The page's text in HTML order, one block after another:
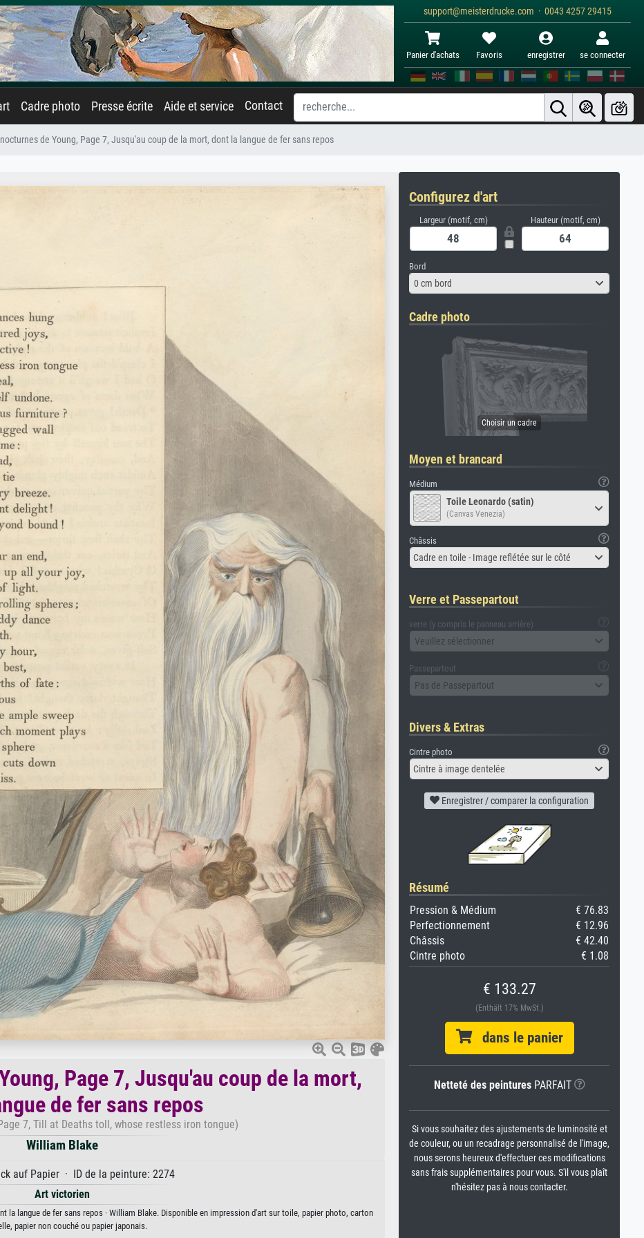
support@meisterdrucke.com · 0043 4257 29415
Panier d'achats Favoris enregistrer se connecter
Cadre photo Presse écrite Aide et service Contact
de Young, Page 7, Jusqu'au coup de la mort, dont la langue de fer sans repos
Page 7, Jusqu'au coup de la mort,
de fer sans repos
7, Till at Deaths toll, whose restless iron tongue)
William Blake
auf Papier · ID de la peinture: 2274
Art victorien
la langue de fer sans repos · William Blake. Disponible en impression d'art sur toile, papier photo, carton
papier non couché ou papier japonais.
Configurez d'art
Largeur (motif, cm) Hauteur (motif, cm)
Bord
0 cm bord
Cadre photo
Moyen et brancard
Médium
Toile Leonardo (satin)
(Canvas Venezia)
Châssis
Cadre en toile - Image reflétée sur le côté
Verre et Passepartout
verre (y compris le panneau arrière)
Veuillez sélectionner
Passepartout
Pas de Passepartout
Divers & Extras
Cintre photo
Cintre à image dentelée
Enregistrer / comparer la configuration
Résumé
Pression & Médium
€ 76.83
Perfectionnement
€ 12.96
Châssis
€ 42.40
Cintre photo
€ 1.08
€ 133.27
(Enthält 17% MwSt.)
dans le panier
Netteté des peinturesPARFAIT
Si vous souhaitez des ajustements de luminosité et
de couleur, ou un recadrage personnalisé de l'image,
nous serons heureux d'effectuer ces modifications
sans frais supplémentaires pour vous. S'il vous plaît
n'hésitez pas à nous contacter.